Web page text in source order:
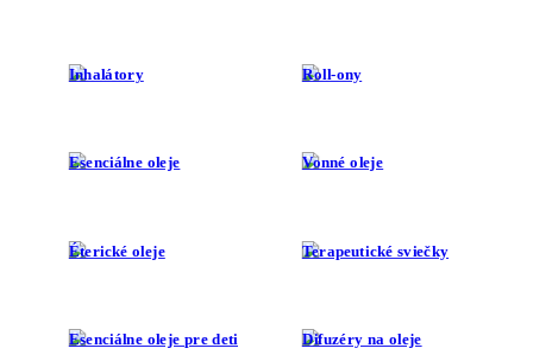
Inhalátory Roll-ony
Esenciálne oleje Vonné oleje
Éterické oleje Terapeutické sviečky
Esenciálne oleje pre deti Difuzéry na oleje